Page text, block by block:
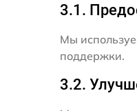
3.1.
Мы
поддержки.
3.2.